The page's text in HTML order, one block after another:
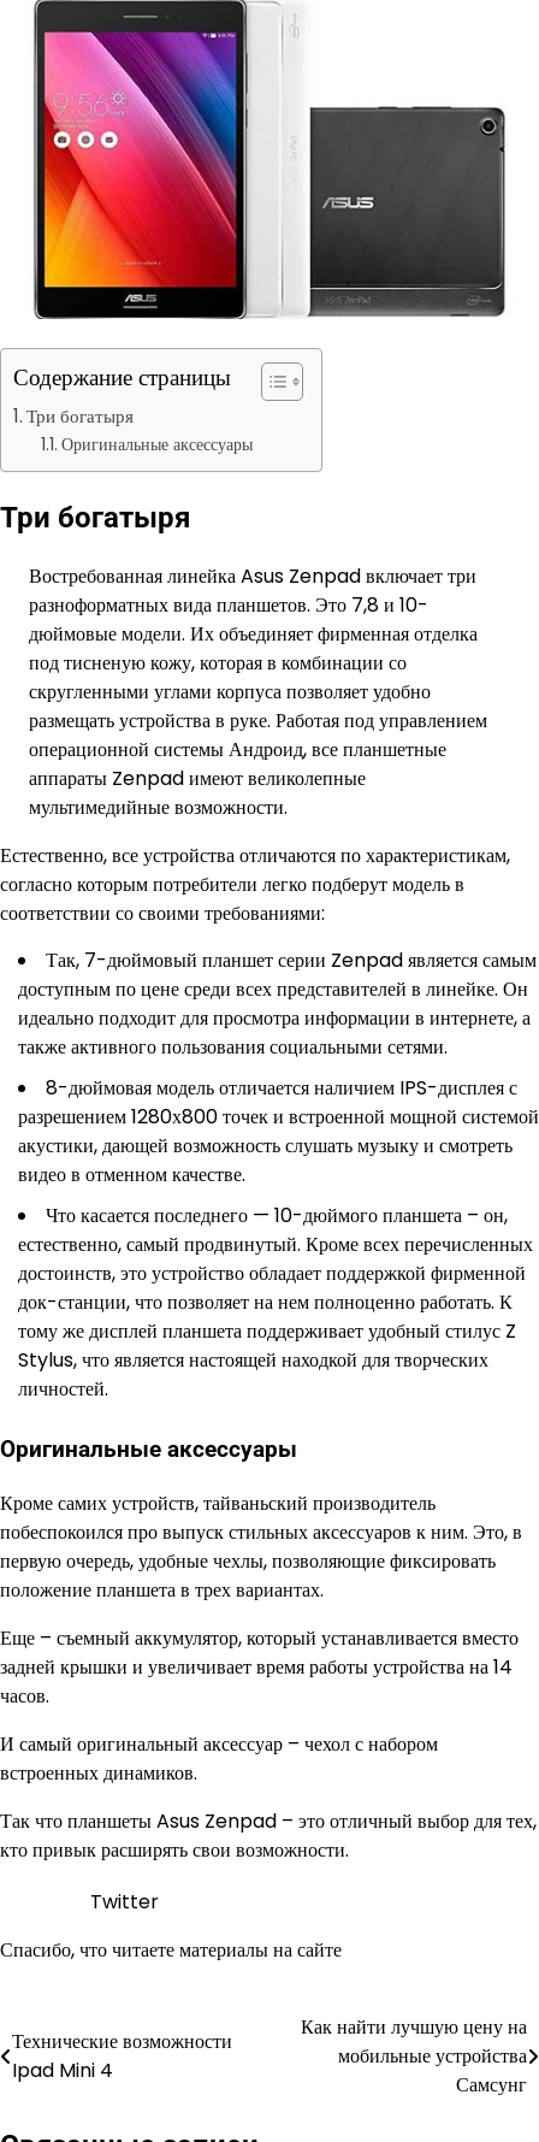
Содержание страницы
Три богатыря
Оригинальные аксессуары
Три богатыря
Востребованная линейка Asus Zenpad включает три
разноформатных вида планшетов. Это 7,8 и 10-
дюймовые модели. Их объединяет фирменная отделка
под тисненую кожу, которая в комбинации со
скругленными углами корпуса позволяет удобно
размещать устройства в руке. Работая под управлением
операционной системы Андроид, все планшетные
аппараты Zenpad имеют великолепные
мультимедийные возможности.
Естественно, все устройства отличаются по характеристикам,
согласно которым потребители легко подберут модель в
соответствии со своими требованиями:
Так, 7-дюймовый планшет серии Zenpad является самым
доступным по цене среди всех представителей в линейке. Он
идеально подходит для просмотра информации в интернете, а
также активного пользования социальными сетями.
8-дюймовая модель отличается наличием IPS-дисплея с
разрешением 1280х800 точек и встроенной мощной системой
акустики, дающей возможность слушать музыку и смотреть
видео в отменном качестве.
Что касается последнего — 10-дюймого планшета – он,
естественно, самый продвинутый. Кроме всех перечисленных
достоинств, это устройство обладает поддержкой фирменной
док-станции, что позволяет на нем полноценно работать. К
тому же дисплей планшета поддерживает удобный стилус Z
Stylus, что является настоящей находкой для творческих
личностей.
Оригинальные аксессуары
Кроме самих устройств, тайваньский производитель
побеспокоился про выпуск стильных аксессуаров к ним. Это, в
первую очередь, удобные чехлы, позволяющие фиксировать
положение планшета в трех вариантах.
Еще – съемный аккумулятор, который устанавливается вместо
задней крышки и увеличивает время работы устройства на 14
часов.
И самый оригинальный аксессуар – чехол с набором
встроенных динамиков.
Так что планшеты Asus Zenpad – это отличный выбор для тех,
кто привык расширять свои возможности.
Twitter
Спасибо, что читаете материалы на сайте
Навигация
по
Технические возможности
Ipad Mini 4
Как найти лучшую цену на
мобильные устройства
Самсунг